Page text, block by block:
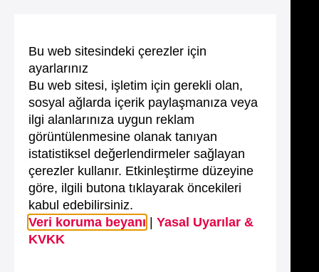
Bu web sitesindeki çerezler için
ayarlarınız
Bu web sitesi, işletim için gerekli olan,
sosyal ağlarda içerik paylaşmanıza veya
ilgi alanlarınıza uygun reklam
görüntülenmesine olanak tanıyan
istatistiksel değerlendirmeler sağlayan
çerezler kullanır. Etkinleştirme düzeyine
göre, ilgili butona tıklayarak öncekileri
kabul edebilirsiniz.
Veri koruma beyanı
Yasal Uyarılar &
KVKK